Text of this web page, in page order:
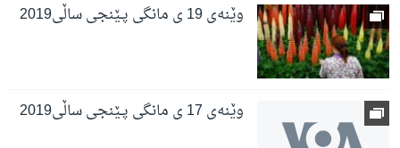
وێنەی 19 ی مانگی پـێنجی ساڵی2019
وێنەی 17 ی مانگی پـێنجی ساڵی2019